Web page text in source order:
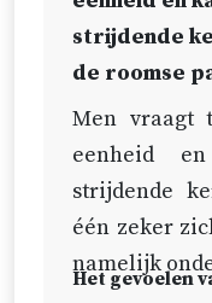
van de
strijdende
de roomse
Men vraagt
eenheid
strijdende
één zeker
namelijk
Het gevoelen